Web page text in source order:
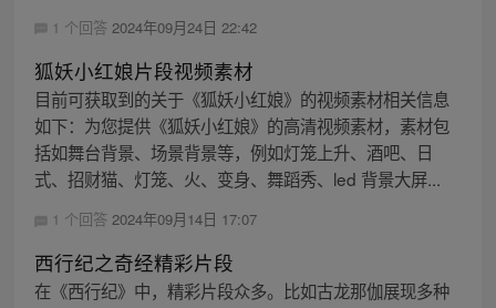
1 个回答 2024年09月24日 22:42
狐妖小红娘片段视频素材
目前可获取到的关于《狐妖小红娘》的视频素材相关信息
如下：为您提供《狐妖小红娘》的高清视频素材，素材包
括如舞台背景、场景背景等，例如灯笼上升、酒吧、日
式、招财猫、灯笼、火、变身、舞蹈秀、led 背景大屏...
1 个回答 2024年09月14日 17:07
西行纪之奇经精彩片段
在《西行纪》中，精彩片段众多。比如古龙那伽展现多种